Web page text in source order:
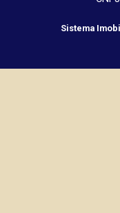
Sistema